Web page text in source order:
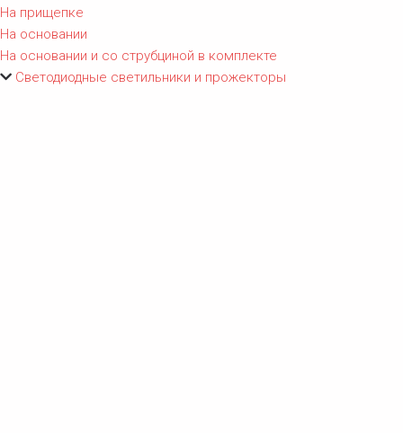
На прищепке
На основании
На основании и со струбциной в комплекте
Светодиодные светильники и прожекторы